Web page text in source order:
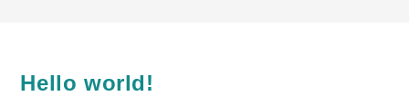
Hello world!